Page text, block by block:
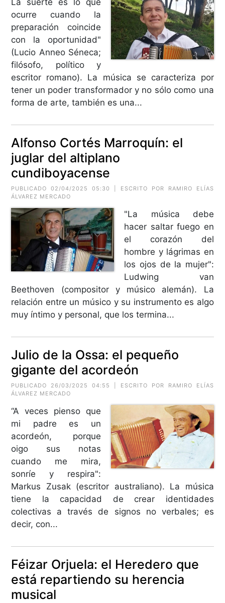
La suerte es lo que
ocurre cuando la
preparación coincide
con la oportunidad"
(Lucio Anneo Séneca;
filósofo, político y
escritor romano). La música se caracteriza por
tener un poder transformador y no sólo como una
forma de arte, también es una...
Alfonso Cortés Marroquín: el
juglar del altiplano
cundiboyacense
PUBLICADO 02/04/2025 05:30 | ESCRITO POR RAMIRO ELÍAS
ÁLVAREZ MERCADO
"La música debe
hacer saltar fuego en
el corazón del
hombre y lágrimas en
los ojos de la mujer":
Ludwing van
Beethoven (compositor y músico alemán). La
relación entre un músico y su instrumento es algo
muy íntimo y personal, que los termina...
Julio de la Ossa: el pequeño
gigante del acordeón
PUBLICADO 26/03/2025 04:55 | ESCRITO POR RAMIRO ELÍAS
ÁLVAREZ MERCADO
“A veces pienso que
mi padre es un
acordeón, porque
oigo sus notas
cuando me mira,
sonríe y respira":
Markus Zusak (escritor australiano). La música
tiene la capacidad de crear identidades
colectivas a través de signos no verbales; es
decir, con...
Féizar Orjuela: el Heredero que
está repartiendo su herencia
musical